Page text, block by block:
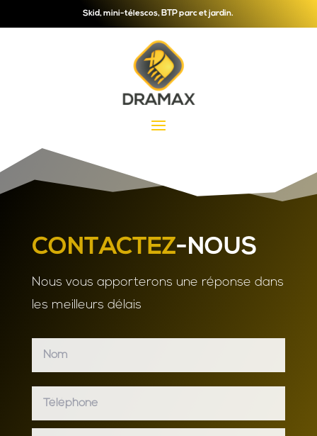
Skid, mini-télescos, BTP parc et jardin.
CONTACTEZ-NOUS
Nous vous apporterons une réponse dans
les meilleurs délais